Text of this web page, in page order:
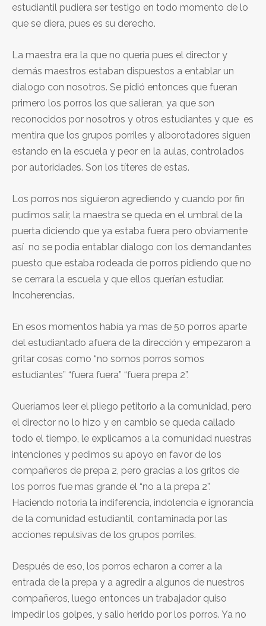
estudiantil pudiera ser testigo en todo momento de lo
que se diera, pues es su derecho.
La maestra era la que no quería pues el director y
demás maestros estaban dispuestos a entablar un
dialogo con nosotros. Se pidió entonces que fueran
primero los porros los que salieran, ya que son
reconocidos por nosotros y otros estudiantes y que es
mentira que los grupos porriles y alborotadores siguen
estando en la escuela y peor en la aulas, controlados
por autoridades. Son los títeres de estas.
Los porros nos siguieron agrediendo y cuando por fin
pudimos salir, la maestra se queda en el umbral de la
puerta diciendo que ya estaba fuera pero obviamente
así no se podía entablar dialogo con los demandantes
puesto que estaba rodeada de porros pidiendo que no
se cerrara la escuela y que ellos querían estudiar.
Incoherencias.
En esos momentos había ya mas de 50 porros aparte
del estudiantado afuera de la dirección y empezaron a
gritar cosas como “no somos porros somos
estudiantes” “fuera fuera” “fuera prepa 2”.
Queríamos leer el pliego petitorio a la comunidad, pero
el director no lo hizo y en cambio se queda callado
todo el tiempo, le explicamos a la comunidad nuestras
intenciones y pedimos su apoyo en favor de los
compañeros de prepa 2, pero gracias a los gritos de
los porros fue mas grande el “no a la prepa 2”.
Haciendo notoria la indiferencia, indolencia e ignorancia
de la comunidad estudiantil, contaminada por las
acciones repulsivas de los grupos porriles.
Después de eso, los porros echaron a correr a la
entrada de la prepa y a agredir a algunos de nuestros
compañeros, luego entonces un trabajador quiso
impedir los golpes, y salio herido por los porros. Ya no